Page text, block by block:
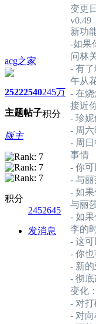
acg之家
2522
主题
2540
帖子
245万
积分
版主
积分
2452645
发消息
变更
v0.49
新功
-如果
问林
- 有
午从
- 在
接近
- 珍
- 周
- 周
事情
- 你
- 与
- 如
与丽
- 如
李的
- 这
- 你
- 新
- 彻
变化：
- 对
- 对